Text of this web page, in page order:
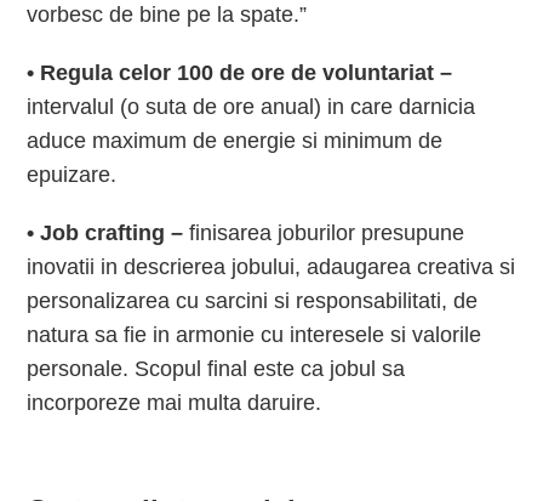
vorbesc de bine pe la spate.”
• Regula celor 100 de ore de voluntariat –
intervalul (o suta de ore anual) in care darnicia
aduce maximum de energie si minimum de
epuizare.
• Job crafting –finisarea joburilor presupune
inovatii in descrierea jobului, adaugarea creativa si
personalizarea cu sarcini si responsabilitati, de
natura sa fie in armonie cu interesele si valorile
personale. Scopul final este ca jobul sa
incorporeze mai multa daruire.